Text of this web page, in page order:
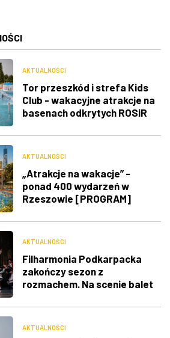
AKTUALNOŚCI
Tor przeszkód i strefa Kids
Club - wakacyjne atrakcje na
basenach odkrytych ROSiR
AKTUALNOŚCI
„Atrakcje na wakacje” -
ponad 400 wydarzeń w
Rzeszowie [PROGRAM]
AKTUALNOŚCI
Filharmonia Podkarpacka
zakończy sezon z
rozmachem. Na scenie balet
AKTUALNOŚCI